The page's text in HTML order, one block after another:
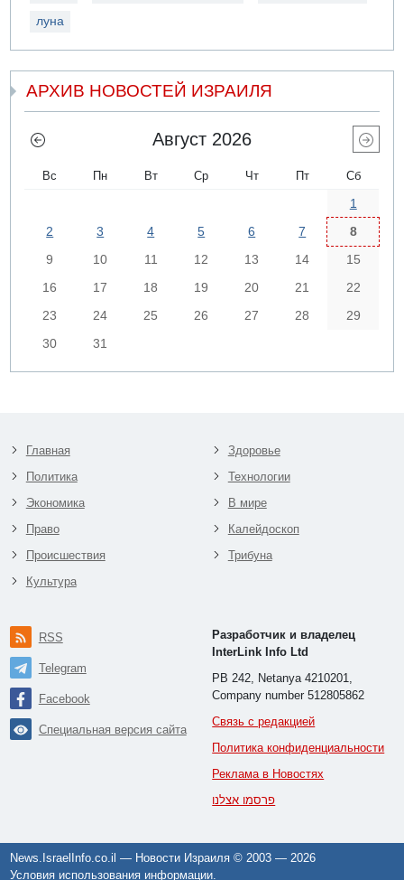
луна
АРХИВ НОВОСТЕЙ ИЗРАИЛЯ
Август 2026
Вс Пн Вт Ср Чт Пт Сб
1
2
3 4 5 6 7
8
9
10 11 12 13 14
15
16
17 18 19 20 21
22
23
24 25 26 27 28
29
30
31
Главная
Политика
Экономика
Право
Происшествия
Культура
Здоровье
Технологии
В мире
Калейдоскоп
Трибуна
RSS
Telegram
Facebook
Специальная версия сайта
Разработчик и владелец
InterLink Info Ltd
PB 242, Netanya 4210201,
Company number 512805862
Связь с редакцией
Политика конфиденциальности
Реклама в Новостях
פרסמו אצלנו
News.IsraelInfo.co.il — Новости Израиля © 2003 —2026
Условия использования информации.